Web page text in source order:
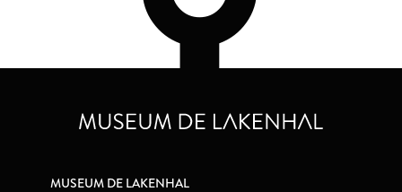
MUSEUM DE LAKENHAL